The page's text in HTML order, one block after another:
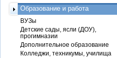
Образование и работа
ВУЗы
Детские сады, ясли (ДОУ),
прогимназии
Дополнительное образование
Колледжи, техникумы, училища